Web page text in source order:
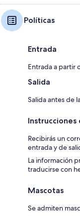
Políticas
Entrada
Entrada a partir
Salida
Salida antes de
Instrucciones
Recibirás un
entrada y de
La información
traducirse con
Mascotas
Se admiten